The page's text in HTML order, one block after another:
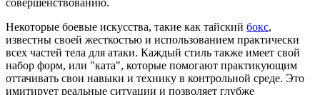
совершенствованию.
Некоторые боевые искусства, такие как тайский бокс,
известны своей жесткостью и использованием практически
всех частей тела для атаки. Каждый стиль также имеет свой
набор форм, или "ката", которые помогают практикующим
оттачивать свои навыки и технику в контрольной среде. Это
имитирует реальные ситуации и позволяет глубже